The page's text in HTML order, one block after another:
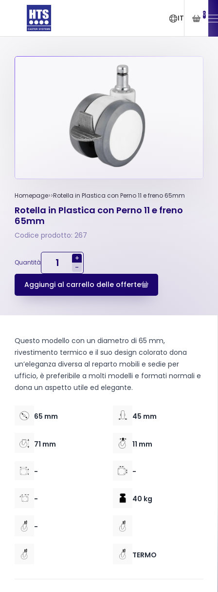
IT 0
Homepage Rotella in Plastica con Perno 11 e freno 65mm
Rotella in Plastica con Perno 11 e freno
65mm
Codice prodotto: 267
Quantità
+
-
Aggiungi al carrello delle offerte
Questo modello con un diametro di 65 mm,
rivestimento termico e il suo design colorato dona
un’eleganza diversa al reparto mobili e sedie per
ufficio, è preferibile a molti modelli e formati normali e
dona un aspetto utile ed elegante.
65 mm 45 mm
71 mm 11 mm
- -
- 40 kg
-
TERMO